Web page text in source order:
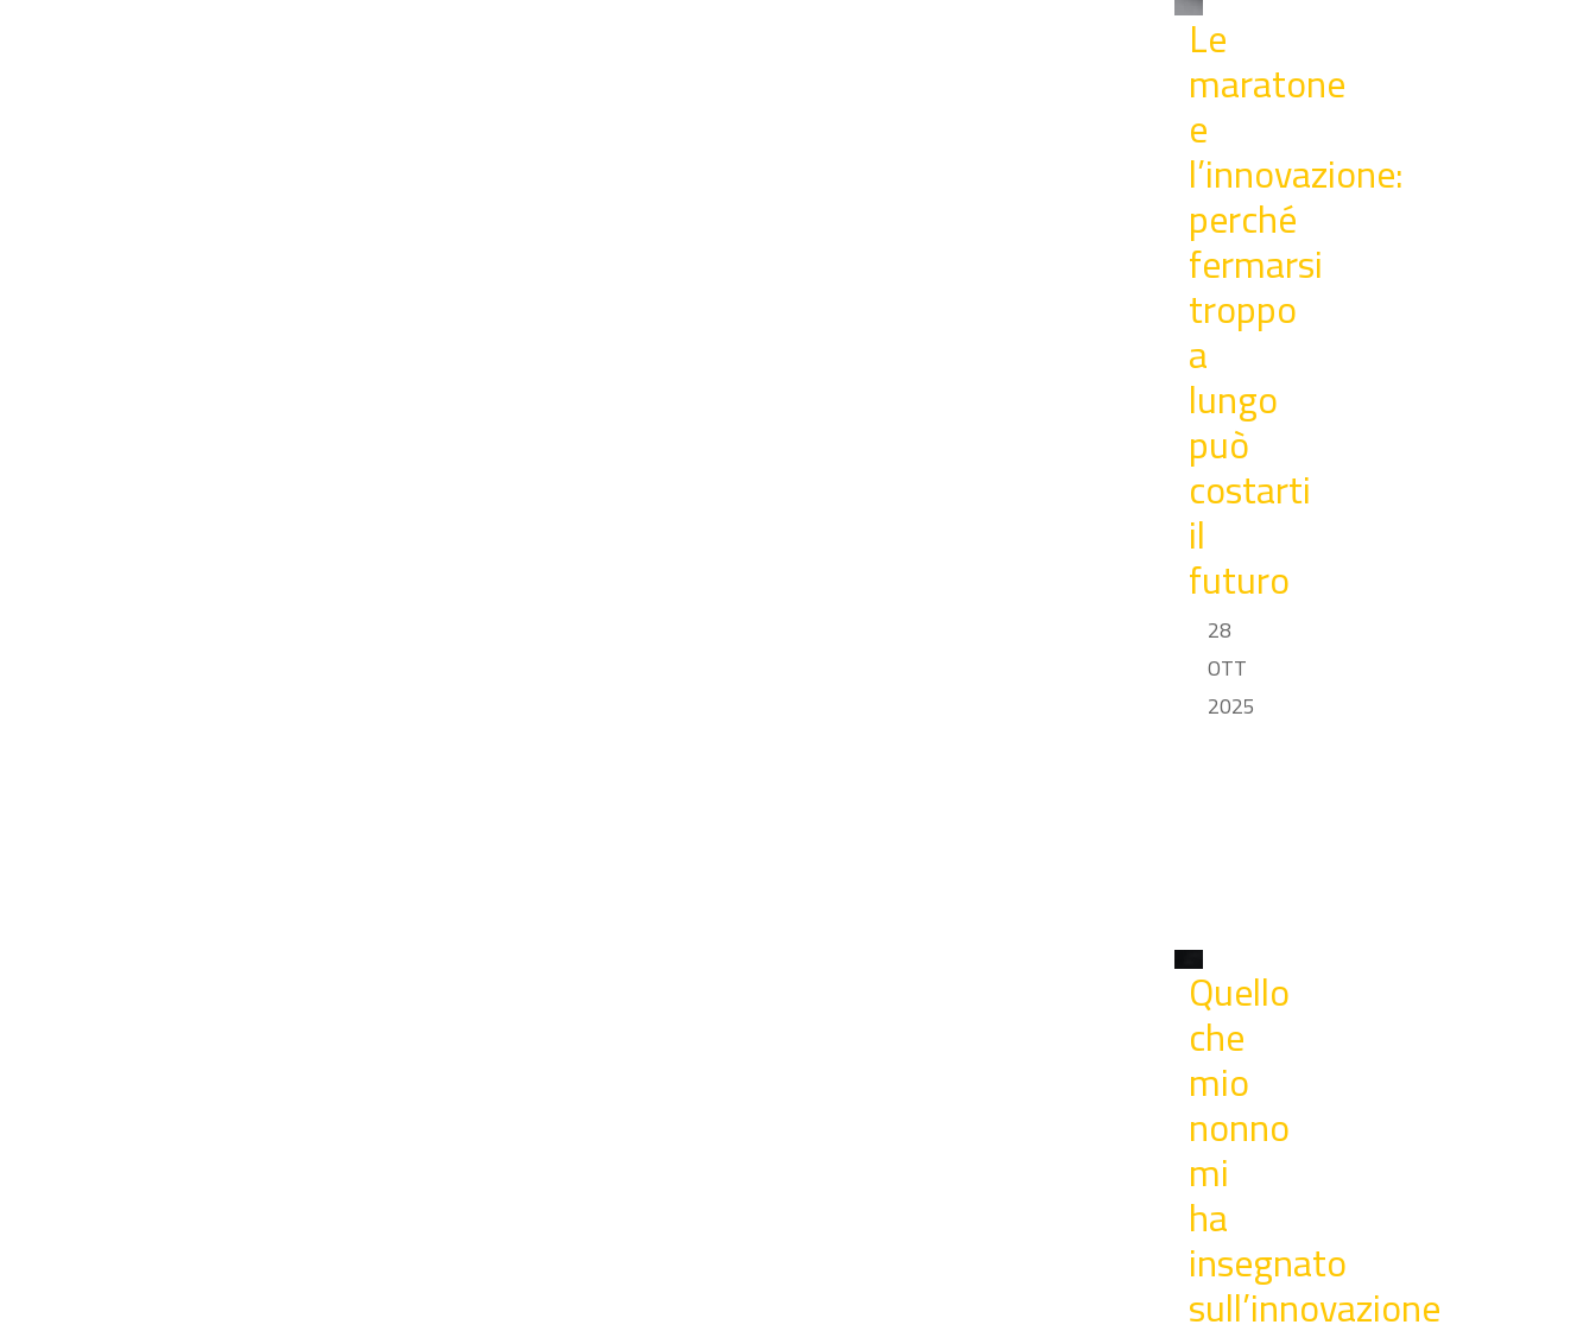
Le
maratone
e
l’innovazione:
perché
fermarsi
troppo
a
lungo
può
costarti
il
futuro
28
OTT
2025
Quello
che
mio
nonno
mi
ha
insegnato
sull’innovazione